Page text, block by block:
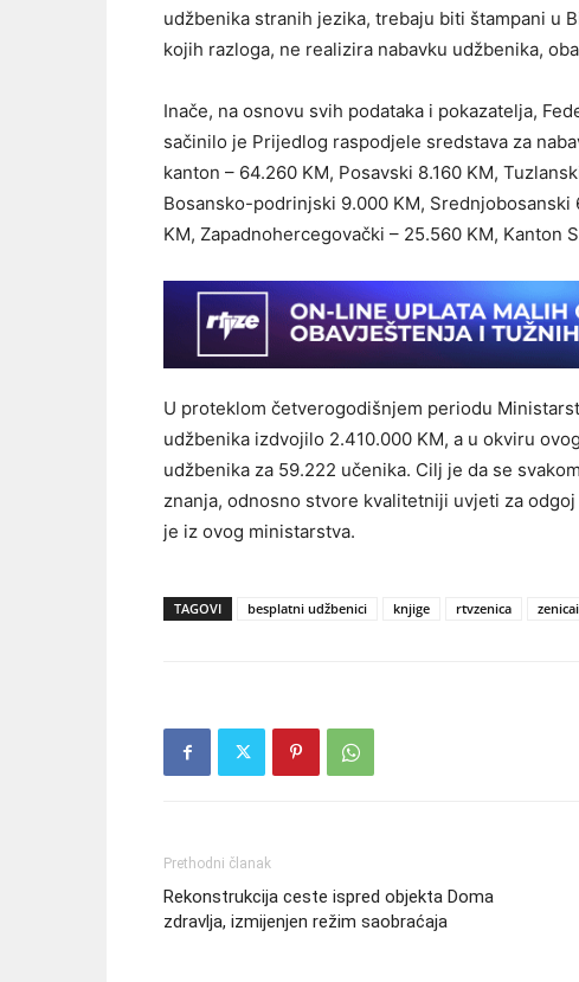
udžbenika stranih jezika, trebaju biti štampani u
kojih razloga, ne realizira nabavku udžbenika,
Inače, na osnovu svih podataka i pokazatelja,
sačinilo je Prijedlog raspodjele sredstava za
kanton – 64.260 KM, Posavski 8.160 KM,
Bosansko-podrinjski 9.000 KM,
KM, Zapadnohercegovački – 25.560 KM, Kanton
U proteklom četverogodišnjem periodu
udžbenika izdvojilo 2.410.000 KM, a u okviru
udžbenika za 59.222 učenika. Cilj je da se
znanja, odnosno stvore kvalitetniji uvjeti za
je iz ovog ministarstva.
TAGOVI besplatni udžbenici knjige rtvzenica
Prethodni članak
Rekonstrukcija ceste ispred objekta Doma
zdravlja, izmijenjen režim saobraćaja